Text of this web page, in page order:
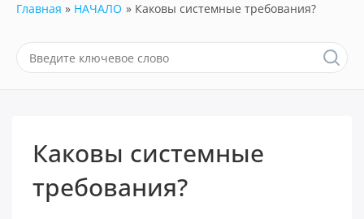
Главная НАЧАЛО Каковы системные требования?
Каковы системные
требования?